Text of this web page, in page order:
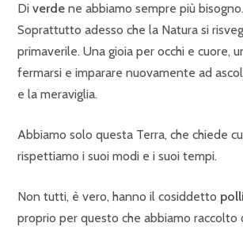
Di verde ne abbiamo sempre più
Soprattutto adesso che la Natura si
primaverile. Una gioia per occhi e cuore,
fermarsi e imparare nuovamente ad
e la meraviglia.
Abbiamo solo questa Terra, che chiede
rispettiamo i suoi modi e i suoi tempi.
Non tutti, è vero, hanno il cosiddetto
proprio per questo che abbiamo raccolto